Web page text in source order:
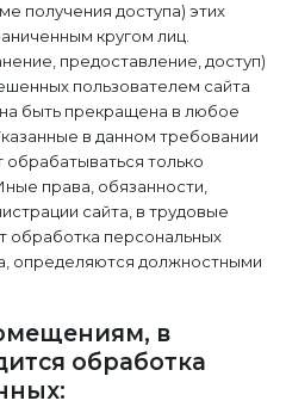
получения доступа) этих
кругом лиц.
предоставление, доступ)
пользователем сайта
быть прекращена в любое
в данном требовании
только
права, обязанности,
сайта, в трудовые
обработка персональных
определяются должностными
в
обработка